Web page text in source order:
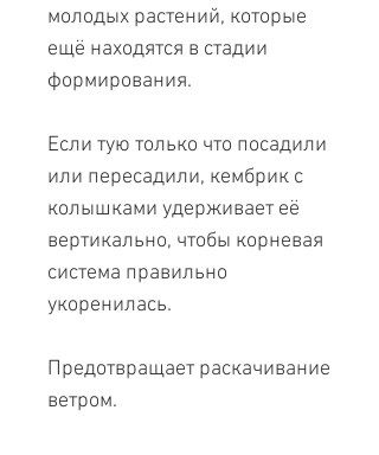
молодых растений, которые
ещё находятся в стадии
формирования.
Если тую только что посадили
или пересадили, кембрик с
колышками удерживает её
вертикально, чтобы корневая
система правильно
укоренилась.
Предотвращает раскачивание
ветром.